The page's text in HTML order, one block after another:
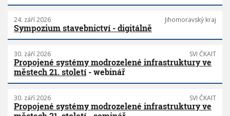
24. září 2026 Jihomoravský kraj
Sympozium stavebnictví - digitálně
30. září 2026 SVI ČKAIT
Propojené systémy modrozelené infrastruktury ve
městech 21. století- webinář
30. září 2026 SVI ČKAIT
Propojené systémy modrozelené infrastruktury ve